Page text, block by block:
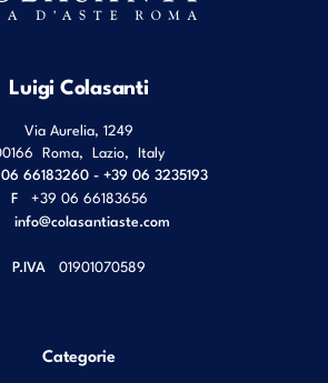
Luigi Colasanti
Via Aurelia, 1249
Roma, Lazio, Italy
66183260 - +39 06 3235193
F
+39 06 66183656
info@colasantiaste.com
P.IVA 01901070589
Categorie